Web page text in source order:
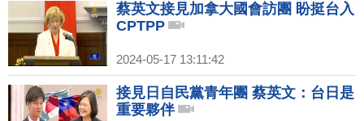
蔡英文接見加拿大國會訪團 盼挺台入
CPTPP
2024-05-17 13:11:42
接見日自民黨青年團 蔡英文：台日是
重要夥伴